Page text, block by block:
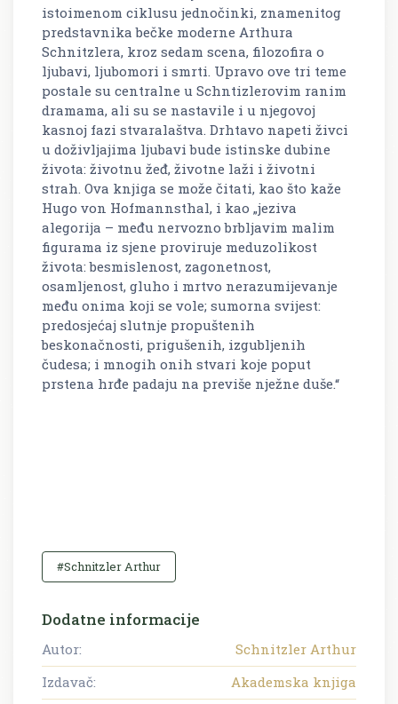
istoimenom ciklusu jednočinki, znamenitog
predstavnika bečke moderne Arthura
Schnitzlera, kroz sedam scena, filozofira o
ljubavi, ljubomori i smrti. Upravo ove tri teme
postale su centralne u Schntizlerovim ranim
dramama, ali su se nastavile i u njegovoj
kasnoj fazi stvaralaštva. Drhtavo napeti živci
u doživljajima ljubavi bude istinske dubine
života: životnu žeđ, životne laži i životni
strah. Ova knjiga se može čitati, kao što kaže
Hugo von Hofmannsthal, i kao „jeziva
alegorija – među nervozno brbljavim malim
figurama iz sjene proviruje meduzolikost
života: besmislenost, zagonetnost,
osamljenost, gluho i mrtvo nerazumijevanje
među onima koji se vole; sumorna svijest:
predosjećaj slutnje propuštenih
beskonačnosti, prigušenih, izgubljenih
čudesa; i mnogih onih stvari koje poput
prstena hrđe padaju na previše nježne duše.“
#Schnitzler Arthur
Dodatne informacije
Autor:
Schnitzler Arthur
Izdavač:
Akademska knjiga